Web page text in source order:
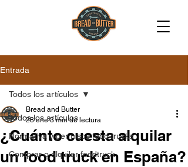
Entrada
Todos los artículos
Normativa y permisos food trucks
Comprar o alquilar foodtruck
Todos los artículos
¿Cuánto cuesta alquilar
un food truck en España?
Bread and Butter
28 ene 3 min de lectura